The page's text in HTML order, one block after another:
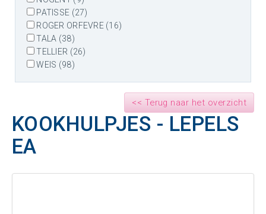
PATISSE (27)
ROGER ORFEVRE (16)
TALA (38)
TELLIER (26)
WEIS (98)
<< Terug naar het overzicht
KOOKHULPJES - LEPELS
EA